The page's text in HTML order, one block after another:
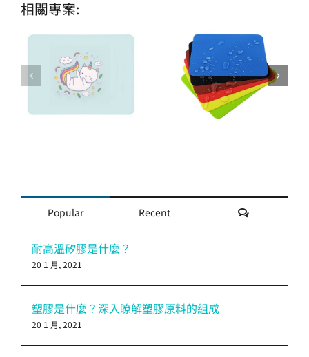
相關專案:
Popular Recent
評
耐高溫矽膠是什麼？
20 1 月, 2021
塑膠是什麼？深入瞭解塑膠原料的組成
20 1 月, 2021